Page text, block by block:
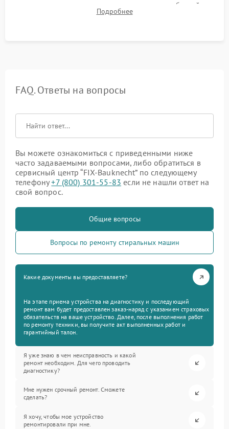
корректности слива, отсутствия излишних вибраций,
посторонних стуков и протечек под корпусом.
Подробнее
FAQ. Ответы на вопросы
Вы можете ознакомиться с приведенными ниже
часто задаваемыми вопросами, либо обратиться в
сервисный центр “FIX-Bauknecht” по следующему
телефону+7 (800) 301-55-83 если не нашли ответ на
свой вопрос.
Общие вопросы
Вопросы по ремонту стиральных машин
Какие документы вы предоставляете?
На этапе приема устройства на диагностику и последующий
ремонт вам будет предоставлен заказ-наряд с указанием страховых
обязательств на ваше устройство. Далее, после выполнения работ
по ремонту техники, вы получите акт выполненных работ и
гарантийный талон.
Я уже знаю в чем неисправность и какой
ремонт необходим. Для чего проводить
диагностику?
Мне нужен срочный ремонт. Сможете
сделать?
Я хочу, чтобы мое устройство
ремонтировали при мне.